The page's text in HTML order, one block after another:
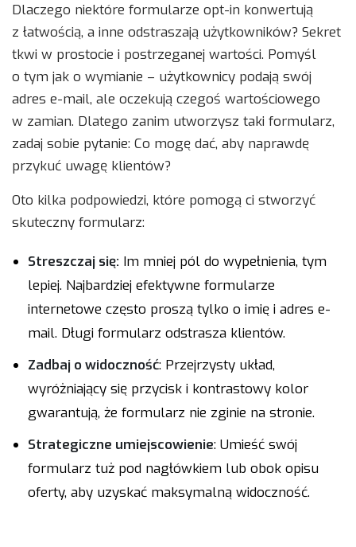
Dlaczego niektóre formularze opt-in konwertują
z łatwością, a inne odstraszają użytkowników? Sekret
tkwi w prostocie i postrzeganej wartości. Pomyśl
o tym jak o wymianie – użytkownicy podają swój
adres e-mail, ale oczekują czegoś wartościowego
w zamian. Dlatego zanim utworzysz taki formularz,
zadaj sobie pytanie: Co mogę dać, aby naprawdę
przykuć uwagę klientów?
Oto kilka podpowiedzi, które pomogą ci stworzyć
skuteczny formularz:
Streszczaj się: Im mniej pól do wypełnienia, tym
lepiej. Najbardziej efektywne formularze
internetowe często proszą tylko o imię i adres e-
mail. Długi formularz odstrasza klientów.
Zadbaj o widoczność: Przejrzysty układ,
wyróżniający się przycisk i kontrastowy kolor
gwarantują, że formularz nie zginie na stronie.
Strategiczne umiejscowienie: Umieść swój
formularz tuż pod nagłówkiem lub obok opisu
oferty, aby uzyskać maksymalną widoczność.